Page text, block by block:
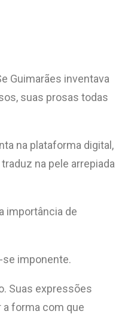
Guimarães inventava
suas prosas todas
na plataforma digital,
na pele arrepiada
importância de
se imponente.
Suas expressões
a forma com que